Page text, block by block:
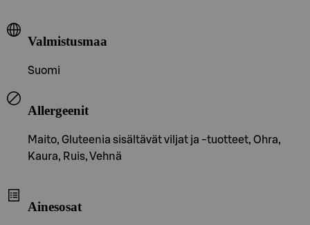
Valmistusmaa
Suomi
Allergeenit
Maito, Gluteenia sisältävät viljat ja -tuotteet, Ohra,
Kaura, Ruis, Vehnä
Ainesosat